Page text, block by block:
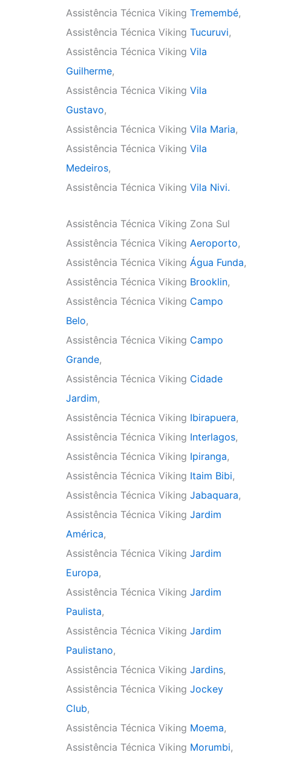
Assistência Técnica Viking Tremembé,
Assistência Técnica Viking Tucuruvi,
Assistência Técnica Viking Vila
Guilherme,
Assistência Técnica Viking Vila
Gustavo,
Assistência Técnica Viking Vila Maria,
Assistência Técnica Viking Vila
Medeiros,
Assistência Técnica Viking Vila Nivi.
Assistência Técnica Viking Zona Sul
Assistência Técnica Viking Aeroporto,
Assistência Técnica Viking Água Funda,
Assistência Técnica Viking Brooklin,
Assistência Técnica Viking Campo
Belo,
Assistência Técnica Viking Campo
Grande,
Assistência Técnica Viking Cidade
Jardim,
Assistência Técnica Viking Ibirapuera,
Assistência Técnica Viking Interlagos,
Assistência Técnica Viking Ipiranga,
Assistência Técnica Viking Itaim Bibi,
Assistência Técnica Viking Jabaquara,
Assistência Técnica Viking Jardim
América,
Assistência Técnica Viking Jardim
Europa,
Assistência Técnica Viking Jardim
Paulista,
Assistência Técnica Viking Jardim
Paulistano,
Assistência Técnica Viking Jardins,
Assistência Técnica Viking Jockey
Club,
Assistência Técnica Viking Moema,
Assistência Técnica Viking Morumbi,